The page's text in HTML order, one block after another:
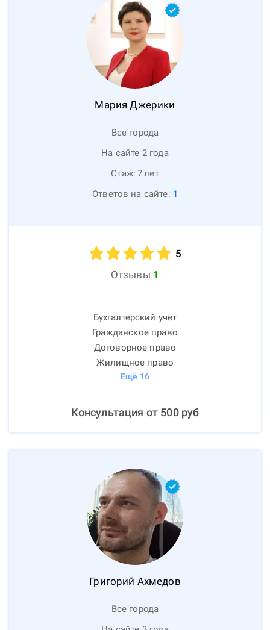
Мария Джерики
Все города
На сайте 2 года
Стаж: 7лет
Ответов на сайте: 1
5
Отзывы 1
Бухгалтерский учет
Гражданское право
Договорное право
Жилищное право
Ещё 16
Консультация от 500руб
Григорий Ахмедов
Все города